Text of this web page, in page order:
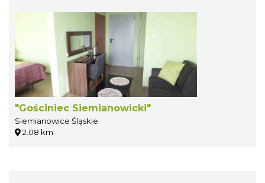
"Gościniec Siemianowicki"
Siemianowice Śląskie
2.08 km